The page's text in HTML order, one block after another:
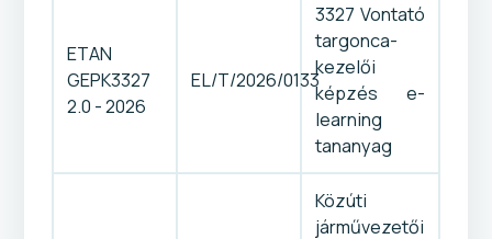
ETAN
GEPK3327
2.0 - 2026
EL/T/2026/0133
3327 Vontató
targonca-
kezelői
képzés e-
learning
tananyag
Közúti
járművezetői